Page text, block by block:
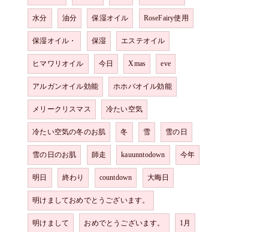
水分 油分 保湿オイル RoseFairy使用
保湿オイル・ 保湿 エステオイル
ヒマワリオイル 今日 Xmas eve
アルガンオイル効能 ホホバオイル効能
メリークリスマス 冷たい空気
冷たい空気の冬のお肌 冬 雪 雪の日
雪の日のお肌 師走 kauunntodown 今年
明日 終わり countdown 大晦日
明けましておめでとうございます。
明けまして おめでとうございます。 1月